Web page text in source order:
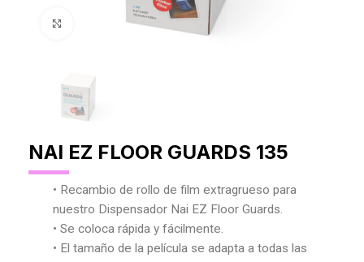
Agrandar Imagen
NAI EZ FLOOR GUARDS 135
• Recambio de rollo de film extragrueso para
nuestro Dispensador Nai EZ Floor Guards.
• Se coloca rápida y fácilmente.
• El tamaño de la película se adapta a todas las